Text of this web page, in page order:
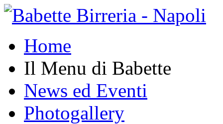
Home
Il Menu di Babette
News ed Eventi
Photogallery